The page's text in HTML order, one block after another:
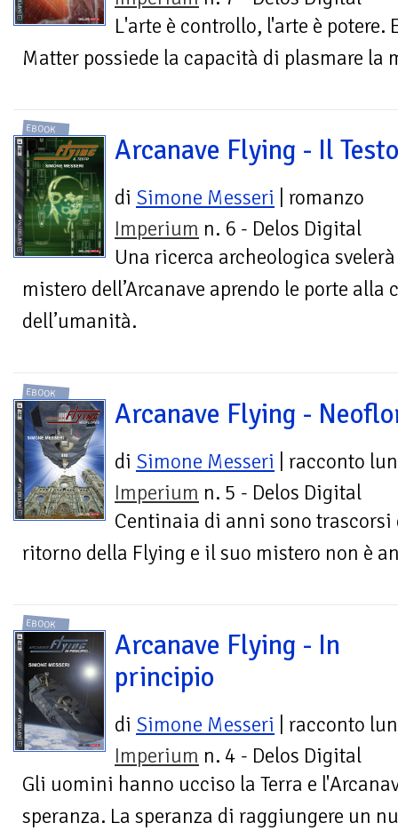
L'arte è controllo, l'arte è potere.
Matter possiede la capacità di plasmare la
EBOOK
Arcanave Flying - Il Testo
di Simone Messeri | romanzo
Imperium n. 6 - Delos Digital
Una ricerca archeologica
mistero dell’Arcanave aprendo le porte alla
dell’umanità.
EBOOK
Arcanave Flying -
di Simone Messeri | racconto
Imperium n. 5 - Delos Digital
Centinaia di anni sono trascorsi
ritorno della Flying e il suo mistero non è
EBOOK
Arcanave Flying - In
principio
di Simone Messeri | racconto
Imperium n. 4 - Delos Digital
Gli uomini hanno ucciso la Terra e
speranza. La speranza di raggiungere un